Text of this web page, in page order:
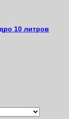
10 литров